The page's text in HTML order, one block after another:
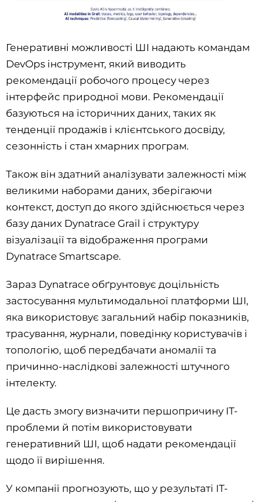
Генеративні можливості ШІ надають командам
DevOps інструмент, який виводить
рекомендації робочого процесу через
інтерфейс природної мови. Рекомендації
базуються на історичних даних, таких як
тенденції продажів і клієнтського досвіду,
сезонність і стан хмарних програм.
Також він здатний аналізувати залежності між
великими наборами даних, зберігаючи
контекст, доступ до якого здійснюється через
базу даних Dynatrace Grail і структуру
візуалізації та відображення програми
Dynatrace Smartscape.
Зараз Dynatrace обґрунтовує доцільність
застосування мультимодальної платформи ШІ,
яка використовує загальний набір показників,
трасування, журнали, поведінку користувачів і
топологію, щоб передбачати аномалії та
причинно-наслідкові залежності штучного
інтелекту.
Це дасть змогу визначити першопричину ІТ-
проблеми й потім використовувати
генеративний ШІ, щоб надати рекомендації
щодо її вирішення.
У компанії прогнозують, що у результаті ІТ-